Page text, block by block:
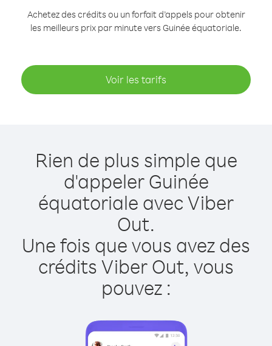
Achetez des crédits ou un forfait d’appels pour obtenir
les meilleurs prix par minute vers Guinée équatoriale.
Voir les tarifs
Rien de plus simple que
d'appeler Guinée
équatoriale avec Viber
Out.
Une fois que vous avez des
crédits Viber Out, vous
pouvez :